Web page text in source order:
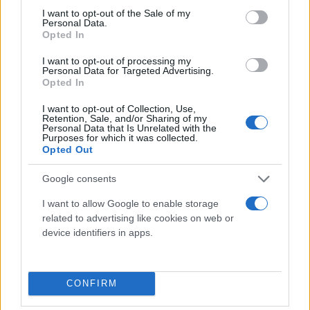
consent section.
I want to opt-out of the Sale of my
Personal Data.
Opted In
I want to opt-out of processing my
Personal Data for Targeted Advertising.
Opted In
I want to opt-out of Collection, Use,
Retention, Sale, and/or Sharing of my
Personal Data that Is Unrelated with the
Purposes for which it was collected.
Opted Out
Google consents
I want to allow Google to enable storage
related to advertising like cookies on web or
device identifiers in apps.
CONFIRM
Την ίδια στιγμή, ο Παγκόσμιος Μετεωρολογικός